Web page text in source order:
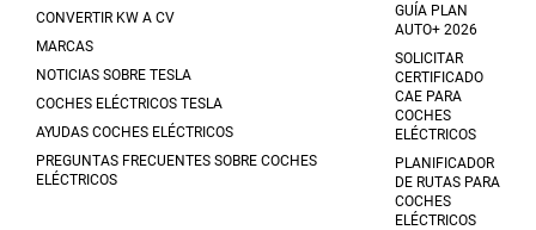
CONVERTIR KW A CV
MARCAS
NOTICIAS SOBRE TESLA
COCHES ELÉCTRICOS TESLA
AYUDAS COCHES ELÉCTRICOS
PREGUNTAS FRECUENTES SOBRE COCHES
ELÉCTRICOS
GUÍA PLAN
AUTO+ 2026
SOLICITAR
CERTIFICADO
CAE PARA
COCHES
ELÉCTRICOS
PLANIFICADOR
DE RUTAS PARA
COCHES
ELÉCTRICOS